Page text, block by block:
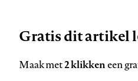
Volg
op
Volg
op
Volg
op
Volg
op
Contact Colofon Disclaimer
Zie onze cookie policy
Gratis dit artikel
Maak met2 klikkeneen